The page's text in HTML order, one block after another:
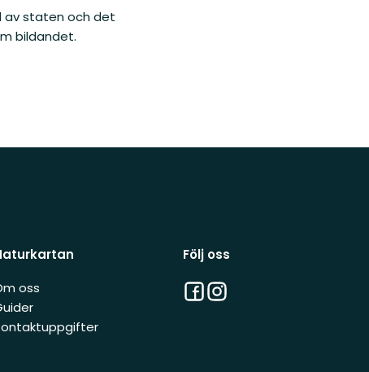
av staten och det
bildandet.
oss
Följ oss
Facebook
Instagram